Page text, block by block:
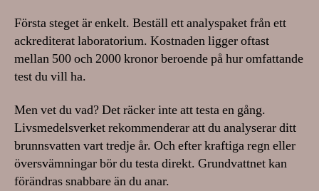
Första steget är enkelt. Beställ ett analyspaket från ett
ackrediterat laboratorium. Kostnaden ligger oftast
mellan 500 och 2000 kronor beroende på hur omfattande
test du vill ha.
Men vet du vad? Det räcker inte att testa en gång.
Livsmedelsverket rekommenderar att du analyserar ditt
brunnsvatten vart tredje år. Och efter kraftiga regn eller
översvämningar bör du testa direkt. Grundvattnet kan
förändras snabbare än du anar.